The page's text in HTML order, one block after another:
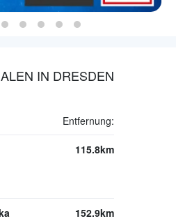
IN DRESDEN
Entfernung:
115.8km
152.9km